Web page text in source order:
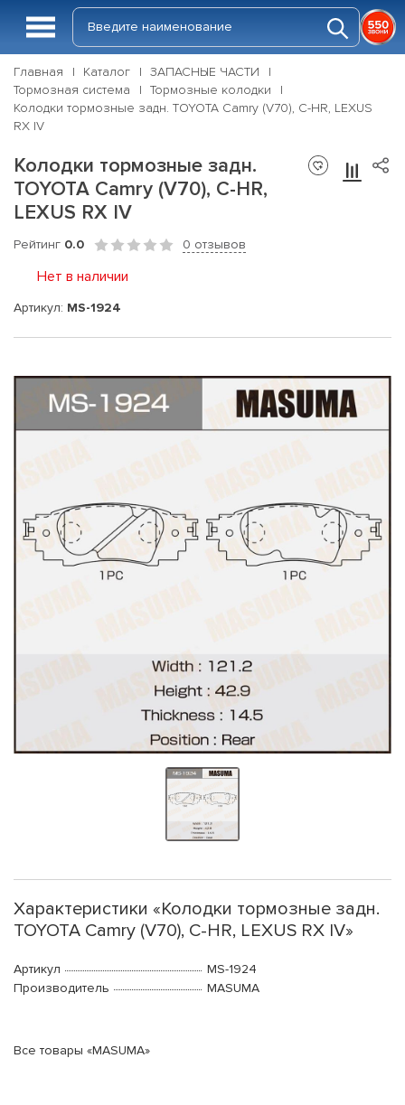
Главная Каталог
ЗАПАСНЫЕ ЧАСТИ
Тормозная система
Тормозные колодки
Колодки тормозные задн. TOYOTA Camry (V70), C-HR, LEXUS
RX IV
Колодки тормозные задн.
TOYOTA Camry (V70), C-HR,
LEXUS RX IV
Рейтинг 0.0 0 отзывов
Нет в наличии
Артикул: MS-1924
Характеристики «Колодки тормозные задн.
TOYOTA Camry (V70), C-HR, LEXUS RX IV»
Артикул
MS-1924
Производитель
MASUMA
Все товары «MASUMA»